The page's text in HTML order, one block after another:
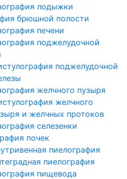
лодыжки
брюшной полости
печени
поджелудочной
поджелудочной
желчного пузыря
желчного
и желчных протоков
селезенки
почек
пиелография
пиелография
пищевода